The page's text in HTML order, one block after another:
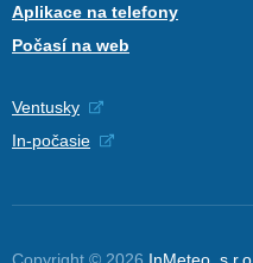
Aplikace na telefony
Počasí na web
Ventusky
In-počasie
Copyright © 2026 InMeteo, s.r.o.